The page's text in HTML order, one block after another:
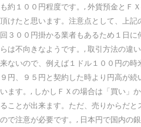
も約１００円程度です。, 外貨預金とＦ
頂けたと思います。注意点として、上
回３００円掛かる業者もあるため１日
らは不向きなようです。, 取引方法の違
来ないので、例えば１ドル１００円の
９円、９５円と契約した時より円高が
います。, しかしＦＸの場合は「買い」
ることが出来ます。ただ、売りからだ
ので注意が必要です。, 日本円で国内の